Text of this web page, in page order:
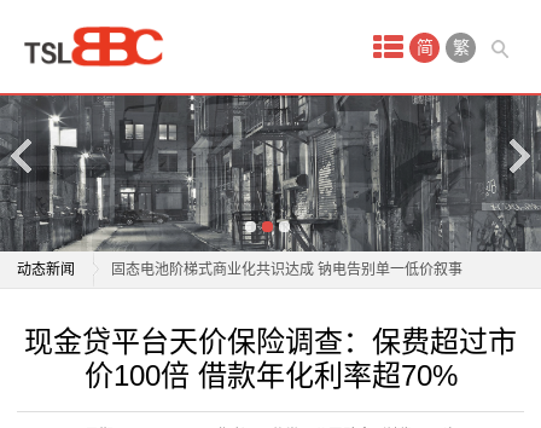
简 繁
动态新闻
商用车电池进入“AI时代”？亿纬锂能亮出开源电池4.0
固态电池阶梯式商业化共识达成 钠电告别单一低价叙事
资机遇凸显
补齐电动自行车锂电池回收“最后一公里”短板
电动轮椅拆了电池、坐垫算“净重”？商家退款赔钱！
固态电池阶梯式商业化共识达成 钠电告别单一低价叙事
宁德时代“超级科技日”将于4月21日举办 电池新技术投
资机遇凸显
现金贷平台天价保险调查：保费超过市
价100倍 借款年化利率超70%
产
品
中